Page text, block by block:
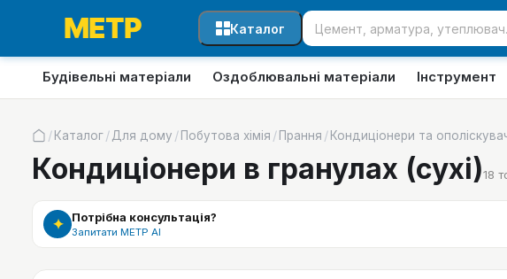
Каталог
Будівельні матеріали Оздоблювальні матеріали Інструмент
/Каталог/ Для дому /Побутова хімія /Прання /Кондиціонери та
Кондиціонери в гранулах (сухі)18
✦ Потрібна консультація?
Запитати МЕТР АІ